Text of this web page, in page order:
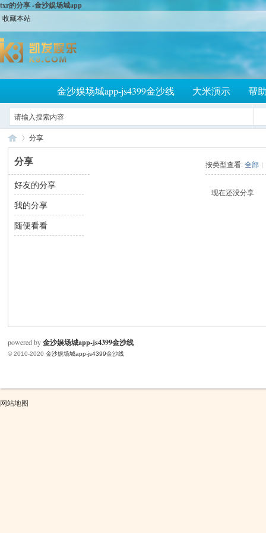
txr的分享 -金沙娱场城app
收藏本站
金沙娱场城app-js4399金沙线 大米演示 帮
大 ›
分享
分享
好友的分享
我的分享
随便看看
按类型查看:全部 |
现在还没分享
powered by金沙娱场城app-js4399金沙线
© 2010-2020 金沙娱场城app-js4399金沙线
网站地图